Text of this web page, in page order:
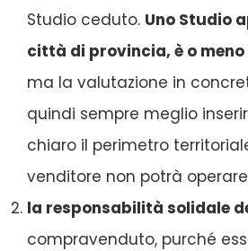
Studio ceduto. Uno Studio
città di provincia, è o
ma la valutazione in
quindi sempre meglio
chiaro il perimetro
venditore non potrà
la responsabilità solidale
compravenduto, purché